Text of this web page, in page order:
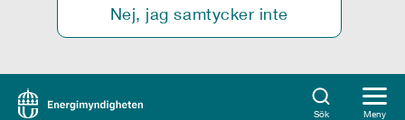
Nej, jag samtycker inte
Sök Meny